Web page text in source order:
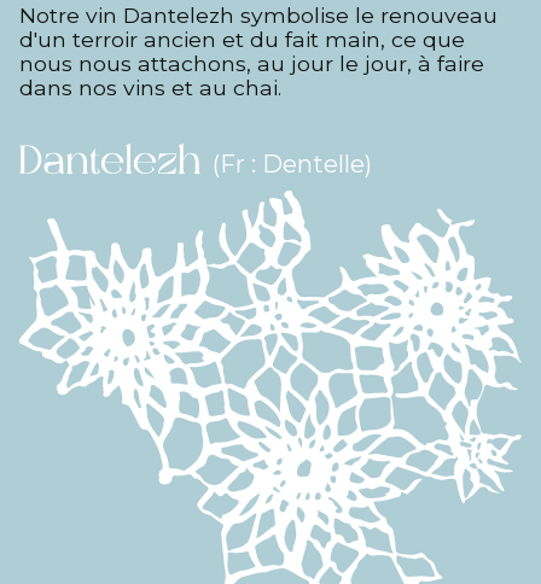
Notre vin Dantelezh symbolise le renouveau
d'un terroir ancien et du fait main, ce que
nous nous attachons, au jour le jour, à faire
dans nos vins et au chai.
(Fr : Dentelle)